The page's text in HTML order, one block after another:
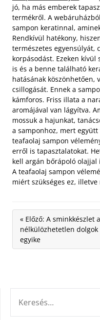
jó, ha más emberek
termékről. A
sampon keratinnal,
Rendkívül hatékony,
természetes egyensúlyát,
korpásodást. Ezeken
is és a benne található
hatásának köszönhetően,
csillogását. Ennek a
kámforos. Friss illata a
aromájával van lágyítva.
mossuk a hajunkat,
a samponhoz, mert
teafaolaj sampon
erről is tapasztalatokat.
kell argán bőrápoló olajjal
A teafaolaj sampon
miért szükséges ez,
« Előző: A sminkkészlet a
nélkülözhetetlen dolgok
egyike